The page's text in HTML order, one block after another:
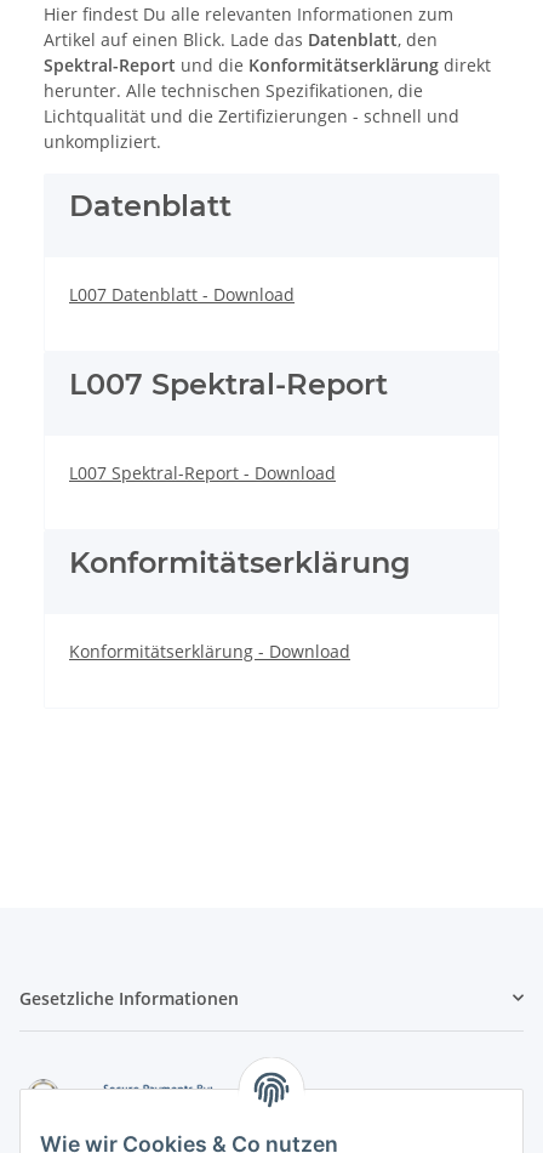
Wie wir Cookies & Co nutzen
Hier findest Du alle relevanten Informationen zum
Artikel auf einen Blick. Lade das Datenblatt, den
Spektral-Report und die Konformitätserklärung direkt
herunter. Alle technischen Spezifikationen, die
Lichtqualität und die Zertifizierungen - schnell und
unkompliziert.
Datenblatt
L007 Datenblatt - Download
L007 Spektral-Report
L007 Spektral-Report - Download
Konformitätserklärung
Konformitätserklärung - Download
Gesetzliche Informationen